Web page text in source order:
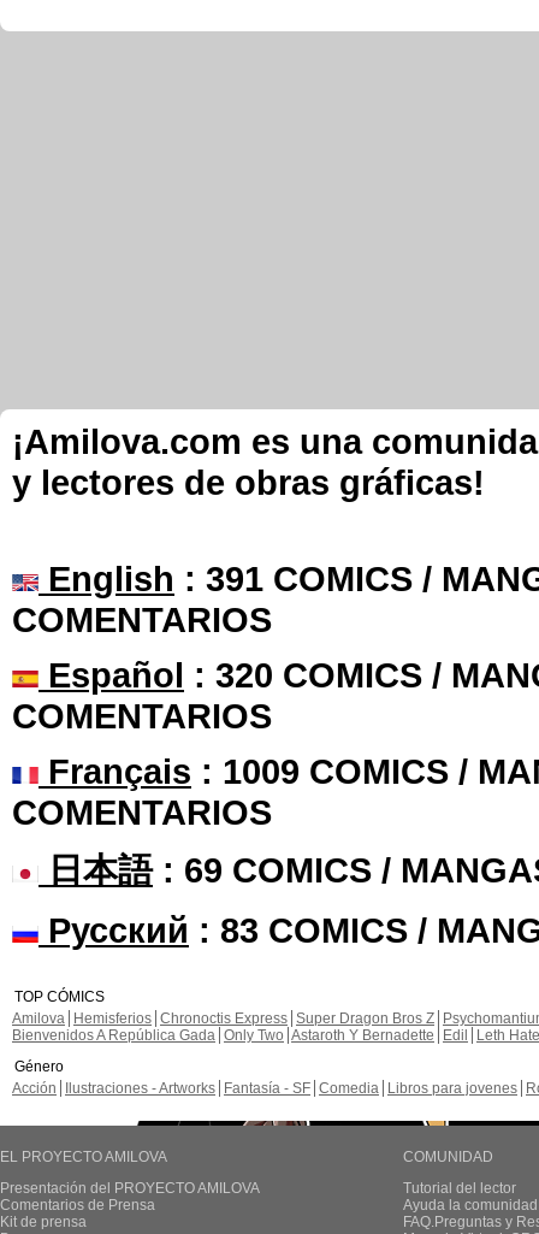
¡Amilova.com es una
y lectores de obras gráficas!
English : 391 COMICS /
COMENTARIOS
Español : 320 COMICS /
COMENTARIOS
Français : 1009 COMICS /
COMENTARIOS
日本語: 69 COMICS /
Русский : 83 COMICS /
TOP CÓMICS
Amilova
Hemisferios Chronoctis Express Super Dragon Bros Z
Bienvenidos A República Gada Only Two Astaroth Y Bernadette Edil
Leth Hate
Género
Acción
Ilustraciones - Artworks Fantasía - SF Comedia Libros para jovenes
EL PROYECTO AMILOVA
Presentación del PROYECTO AMILOVA
Comentarios de Prensa
Kit de prensa
COMUNIDAD
Tutorial del lector
Ayuda la
FAQ.Preguntas y